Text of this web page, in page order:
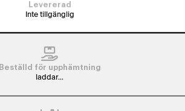
Levererad
Inte tillgänglig
Beställd för upphämtning
laddar...